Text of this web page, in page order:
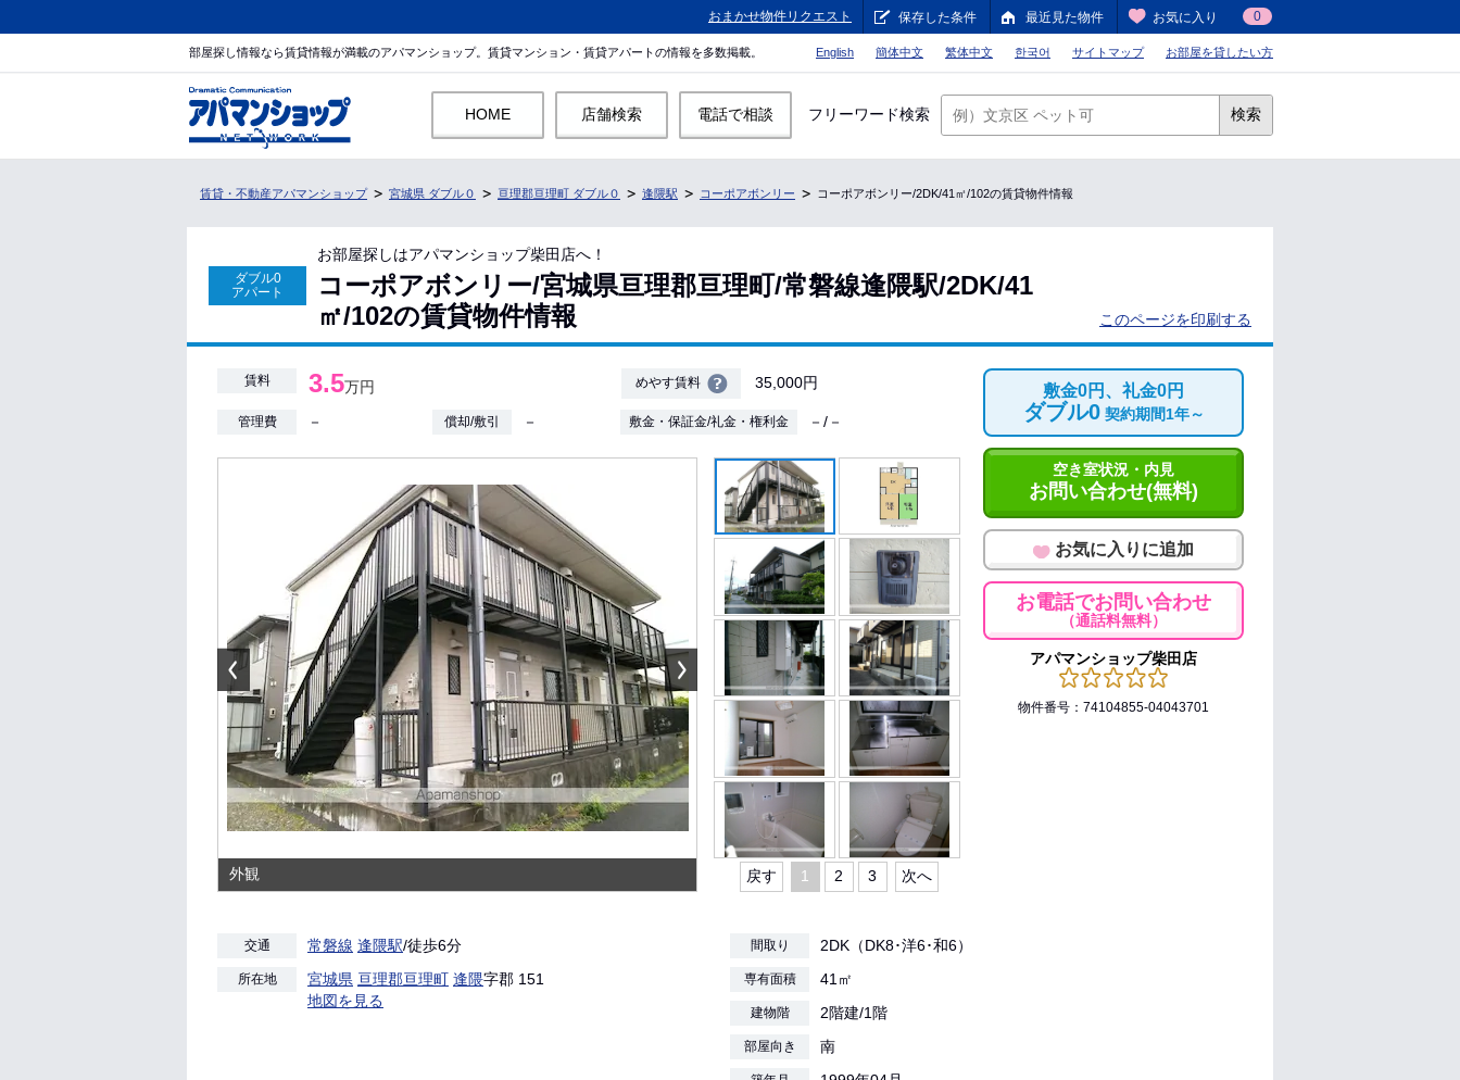
おまかせ物件リクエスト 保存した条件 最近見た物件 お気に入り 0
部屋探し情報なら賃貸情報が満載のアパマンショップ。賃貸マンション・賃貸アパートの情報を多数掲載。 English 簡体中文 繁体中文 한국어 サイトマップ お部屋を貸したい方
HOME 店舗検索 電話で相談 フリーワード検索 検索
賃貸・不動産アパマンショップ 宮城県 ダブル０ 亘理郡亘理町 ダブル０ 逢隈駅 コーポアボンリー コーポアボンリー/2DK/41㎡/102の賃貸物件情報
ダブル0
アパート
お部屋探しはアパマンショップ柴田店へ！
コーポアボンリー/宮城県亘理郡亘理町/常磐線逢隈駅/2DK/41
㎡/102の賃貸物件情報
このページを印刷する
賃料 3.5万円 めやす賃料 35,000円
管理費 － 償却/敷引 － 敷金・保証金/礼金・権利金 －/－
外観 戻す 1 2 3 次へ
敷金0円、礼金0円
ダブル0 契約期間1年～
空き室状況・内見
お問い合わせ(無料)
お気に入りに追加
お電話でお問い合わせ
（通話料無料）
アパマンショップ柴田店
物件番号：74104855-04043701
交通 常磐線 逢隈駅/徒歩6分
所在地 宮城県 亘理郡亘理町 逢隈字郡 151
地図を見る
間取り 2DK（DK8･洋6･和6）
専有面積 41㎡
建物階 2階建/1階
部屋向き 南